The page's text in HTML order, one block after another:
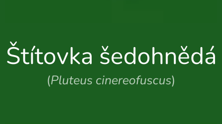
Štítovka šedohnědá
(Pluteus cinereofuscus)